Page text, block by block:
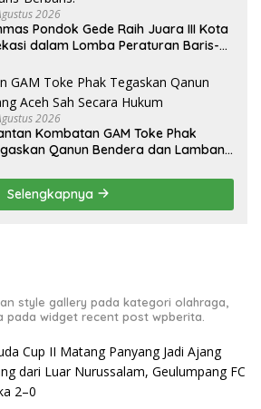
2026
Pondok Gede Raih Juara III Kota
dalam Lomba Peraturan Baris-
2026
Kombatan GAM Toke Phak
Qanun Bendera dan Lambang
Selengkapnya
style gallery pada kategori olahraga,
pada widget recent post wpberita.